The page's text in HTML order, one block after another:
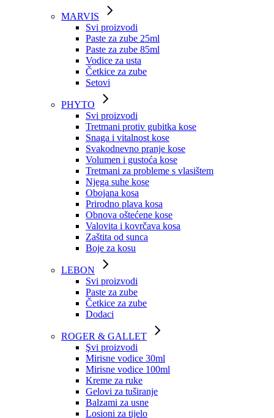
MARVIS
Svi proizvodi
Paste za zube 25ml
Paste za zube 85ml
Vodice za usta
Četkice za zube
Setovi
PHYTO
Svi proizvodi
Tretmani protiv gubitka kose
Snaga i vitalnost kose
Svakodnevno pranje kose
Volumen i gustoća kose
Tretmani za probleme s vlasištem
Njega suhe kose
Obojana kosa
Prirodno plava kosa
Obnova oštećene kose
Valovita i kovrčava kosa
Zaštita od sunca
Boje za kosu
LEBON
Svi proizvodi
Paste za zube
Četkice za zube
Dodaci
ROGER & GALLET
Şvi proizvodi
Mirisne vodice 30ml
Mirisne vodice 100ml
Kreme za ruke
Gelovi za tuširanje
Balzami za usne
Losioni za tijelo